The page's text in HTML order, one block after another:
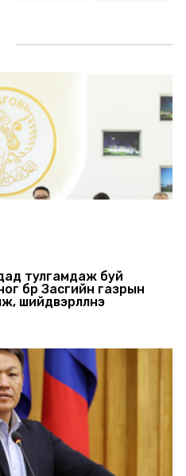
тулгамдаж буй
бүр Засгийн газрын
шийдвэрлүүлнэ